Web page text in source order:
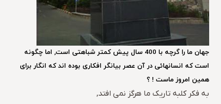
جهان ما را گرچه با 400 سال پیش کمتر شباهتی است, اما چگونه
است که انسانهائی در آن عصر بیانگر افکاری بوده اند که انگار برای
همین امروز ماست ! ؟
به فکر کلبه تاریک ما هرگز نمی افتد,